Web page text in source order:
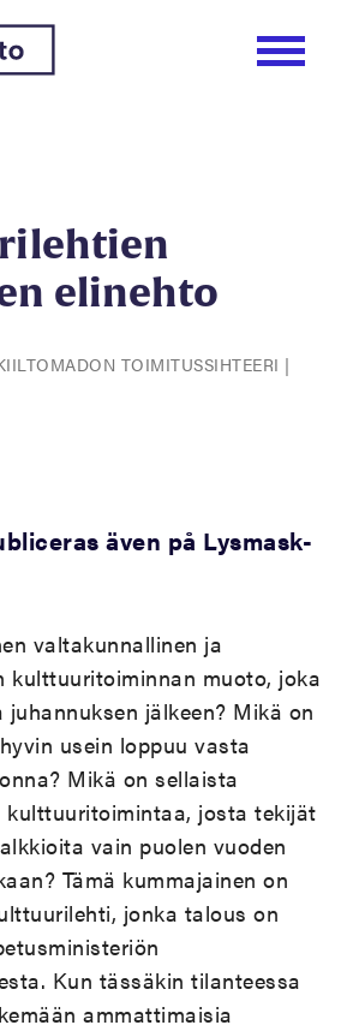
elinehto
TOIMITUSSIHTEERI |
även på Lysmask-
valtakunnallinen ja
kulttuuritoiminnan muoto, joka
jälkeen? Mikä on
usein loppuu vasta
Mikä on sellaista
josta tekijät
vain puolen vuoden
Tämä kummajainen on
jonka talous on
Kun tässäkin tilanteessa
ammattimaisia